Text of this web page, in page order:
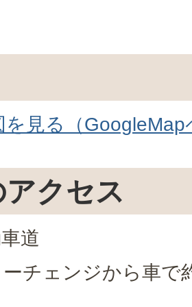
を見る（GoogleMap
クセス
道
チェンジから車で